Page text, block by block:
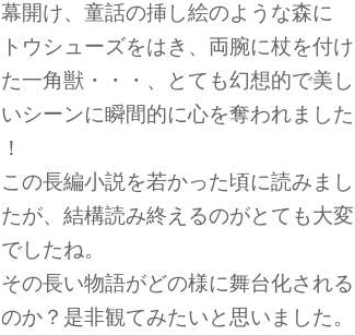
幕開け、童話の挿し絵のような森に
トウシューズをはき、両腕に杖を付け
た一角獣・・・、とても幻想的で美し
いシーンに瞬間的に心を奪われました
！
この長編小説を若かった頃に読みまし
たが、結構読み終えるのがとても大変
でしたね。
その長い物語がどの様に舞台化される
のか？是非観てみたいと思いました。